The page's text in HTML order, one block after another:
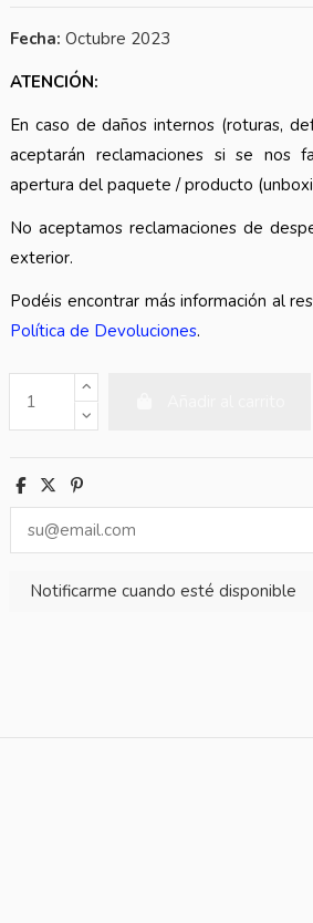
Fecha: Octubre 2023
ATENCIÓN:
En caso de daños internos (roturas,
aceptarán reclamaciones si se nos
apertura del paquete / producto
No aceptamos reclamaciones de
exterior.
Podéis encontrar más información al
Política de Devoluciones.